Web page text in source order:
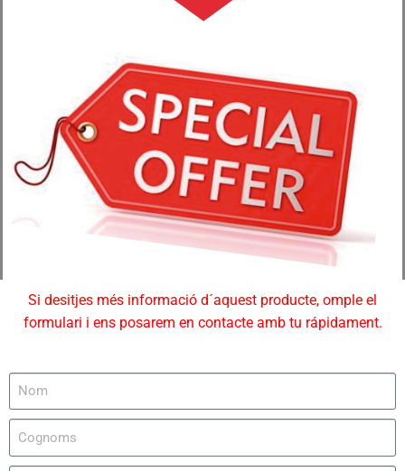
Si desitjes més informació d´aquest producte, omple el
formulari i ens posarem en contacte amb tu rápidament.